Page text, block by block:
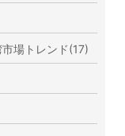
場トレンド(17)